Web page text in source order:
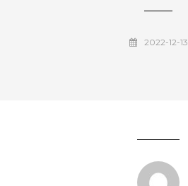
2022-12-13